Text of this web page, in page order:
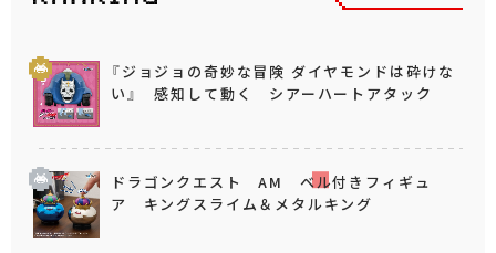
『ジョジョの奇妙な冒険 ダイヤモンドは砕けな
い』 感知して動く シアーハートアタック
ドラゴンクエスト AM ベル付きフィギュ
ア キングスライム＆メタルキング